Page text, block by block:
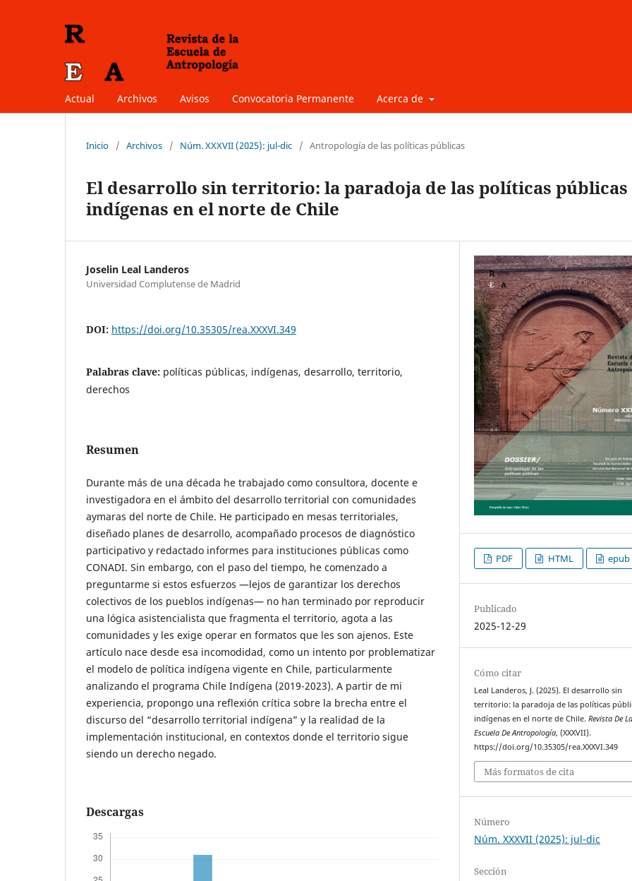
Actual Archivos Avisos Convocatoria Permanente Acerca de
Inicio / Archivos / Núm. XXXVII (2025): jul-dic / Antropología de las políticas públicas
El desarrollo sin territorio: la paradoja de las políticas públicas
indígenas en el norte de Chile
Joselin Leal Landeros
Universidad Complutense de Madrid
DOI: https://doi.org/10.35305/rea.XXXVI.349
Palabras clave: políticas públicas, indígenas, desarrollo, territorio,
derechos
Resumen
Durante más de una década he trabajado como consultora, docente e
investigadora en el ámbito del desarrollo territorial con comunidades
aymaras del norte de Chile. He participado en mesas territoriales,
diseñado planes de desarrollo, acompañado procesos de diagnóstico
participativo y redactado informes para instituciones públicas como
CONADI. Sin embargo, con el paso del tiempo, he comenzado a
preguntarme si estos esfuerzos —lejos de garantizar los derechos
colectivos de los pueblos indígenas— no han terminado por reproducir
una lógica asistencialista que fragmenta el territorio, agota a las
comunidades y les exige operar en formatos que les son ajenos. Este
artículo nace desde esa incomodidad, como un intento por problematizar
el modelo de política indígena vigente en Chile, particularmente
analizando el programa Chile Indígena (2019-2023). A partir de mi
experiencia, propongo una reflexión crítica sobre la brecha entre el
discurso del “desarrollo territorial indígena” y la realidad de la
implementación institucional, en contextos donde el territorio sigue
siendo un derecho negado.
Descargas
PDF HTML epub
Publicado
2025-12-29
Cómo citar
Leal Landeros, J. (2025). El desarrollo sin
territorio: la paradoja de las políticas
indígenas en el norte de Chile.Revista De
Escuela De Antropología, (XXXVII).
https://doi.org/10.35305/rea.XXXVI.349
Más formatos de cita
Número
Núm. XXXVII (2025): jul-dic
Sección